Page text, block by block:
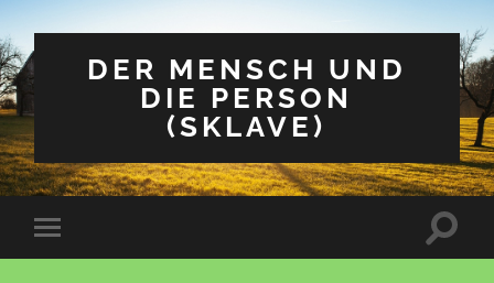
DER MENSCH UND
DIE PERSON
(SKLAVE)
Mobile-
Menü